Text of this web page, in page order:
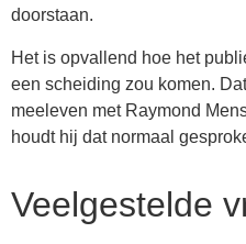
doorstaan.
Het is opvallend hoe het
een scheiding zou komen.
meeleven met Raymond
houdt hij dat normaal
Veelgestelde